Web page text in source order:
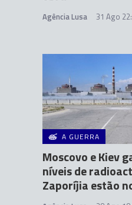
Agência Lusa 31 Ago
A GUERRA
Moscovo e Kiev
níveis de
Zaporíjia estão